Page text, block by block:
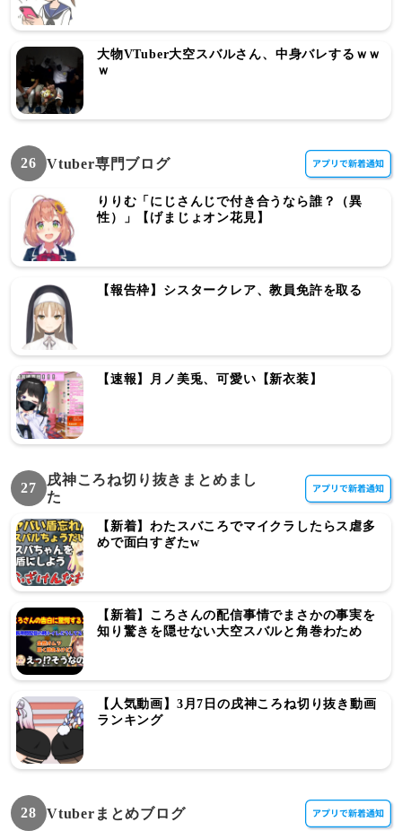
大物VTuber大空スバルさん、中身バレするｗｗ
ｗ
26 Vtuber専門ブログ
りりむ「にじさんじで付き合うなら誰？（異
性）」【げまじょオン花見】
【報告枠】シスタークレア、教員免許を取る
【速報】月ノ美兎、可愛い【新衣装】
27
戌神ころね切り抜きまとめまし
た
【新着】わたスバころでマイクラしたらス虐多
めで面白すぎたw
【新着】ころさんの配信事情でまさかの事実を
知り驚きを隠せない大空スバルと角巻わため
【人気動画】3月7日の戌神ころね切り抜き動画
ランキング
28 Vtuberまとめブログ